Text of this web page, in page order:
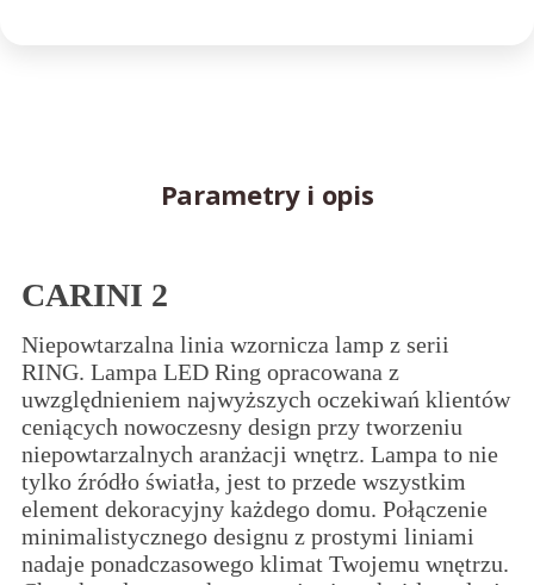
Parametry i opis
CARINI 2
Niepowtarzalna linia wzornicza lamp z serii
RING. Lampa LED Ring opracowana z
uwzględnieniem najwyższych oczekiwań klientów
ceniących nowoczesny design przy tworzeniu
niepowtarzalnych aranżacji wnętrz. Lampa to nie
tylko źródło światła, jest to przede wszystkim
element dekoracyjny każdego domu. Połączenie
minimalistycznego designu z prostymi liniami
nadaje ponadczasowego klimat Twojemu wnętrzu.